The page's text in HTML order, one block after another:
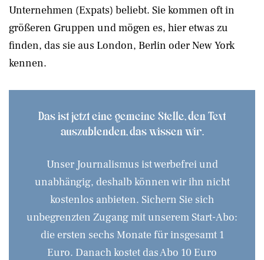
Unternehmen (Expats) beliebt. Sie kommen oft in
größeren Gruppen und mögen es, hier etwas zu
finden, das sie aus London, Berlin oder New York
kennen.
Das ist jetzt eine gemeine Stelle, den Text
auszublenden, das wissen wir.
Unser Journalismus ist werbefrei und
unabhängig, deshalb können wir ihn nicht
kostenlos anbieten. Sichern Sie sich
unbegrenzten Zugang mit unserem Start-Abo:
die ersten sechs Monate für insgesamt 1
Euro. Danach kostet das Abo 10 Euro